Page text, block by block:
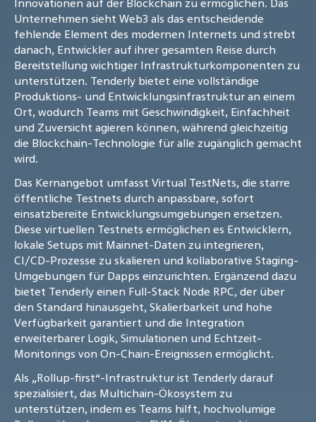
Innovationen auf der Blockchain zu ermöglichen. Das
Unternehmen sieht Web3 als das entscheidende
fehlende Element des modernen Internets und strebt
danach, Entwickler auf ihrer gesamten Reise durch
Bereitstellung wichtiger Infrastrukturkomponenten zu
unterstützen. Tenderly bietet eine vollständige
Produktions- und Entwicklungsinfrastruktur an einem
Ort, wodurch Teams mit Geschwindigkeit, Einfachheit
und Zuversicht agieren können, während gleichzeitig
die Blockchain-Technologie für alle zugänglich gemacht
wird.
Das Kernangebot umfasst Virtual TestNets, die starre
öffentliche Testnets durch anpassbare, sofort
einsatzbereite Entwicklungsumgebungen ersetzen.
Diese virtuellen Testnets ermöglichen es Entwicklern,
lokale Setups mit Mainnet-Daten zu integrieren,
CI/CD-Prozesse zu skalieren und kollaborative Staging-
Umgebungen für Dapps einzurichten. Ergänzend dazu
bietet Tenderly einen Full-Stack Node RPC, der über
den Standard hinausgeht, Skalierbarkeit und hohe
Verfügbarkeit garantiert und die Integration
erweiterbarer Logik, Simulationen und Echtzeit-
Monitorings von On-Chain-Ereignissen ermöglicht.
Als „Rollup-first“-Infrastruktur ist Tenderly darauf
spezialisiert, das Multichain-Ökosystem zu
unterstützen, indem es Teams hilft, hochvolumige